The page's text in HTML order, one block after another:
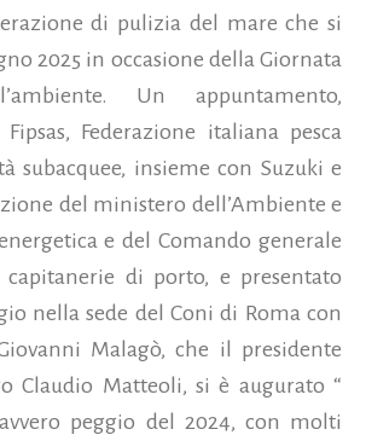
di pulizia del mare che si
2025 in occasione della Giornata
Un appuntamento,
Federazione italiana pesca
subacquee, insieme con Suzuki e
del ministero dell’Ambiente e
e del Comando generale
di porto, e presentato
nella sede del Coni di Roma con
Malagò, che il presidente
Claudio Matteoli, si è augurato “
peggio del 2024, con molti